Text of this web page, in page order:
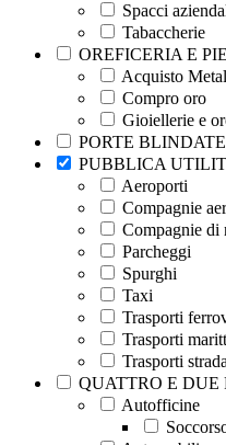
Spacci
Tabaccherie
OREFICERIA E
Acquisto
Compro oro
Gioiellerie e
PORTE BLINDATE
PUBBLICA
Aeroporti
Compagnie
Compagnie di
Parcheggi
Spurghi
Taxi
Trasporti
Trasporti
Trasporti
QUATTRO E DUE
Autofficine